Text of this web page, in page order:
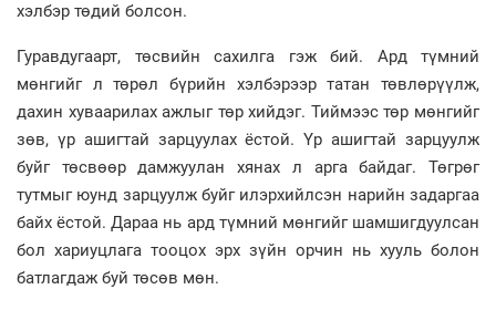
хэлбэр төдий болсон.
Гуравдугаарт, төсвийн сахилга гэж бий. Ард түмний
мөнгийг л төрөл бүрийн хэлбэрээр татан төвлөрүүлж,
дахин хуваарилах ажлыг төр хийдэг. Тиймээс төр мөнгийг
зөв, үр ашигтай зарцуулах ёстой. Үр ашигтай зарцуулж
буйг төсвөөр дамжуулан хянах л арга байдаг. Төгрөг
тутмыг юунд зарцуулж буйг илэрхийлсэн нарийн задаргаа
байх ёстой. Дараа нь ард түмний мөнгийг шамшигдуулсан
бол хариуцлага тооцох эрх зүйн орчин нь хууль болон
батлагдаж буй төсөв мөн.